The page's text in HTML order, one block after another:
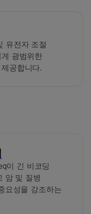
유전자 조절
광범위한
공합니다.
이 긴 비코딩
암 및 질병
요성을 강조하는